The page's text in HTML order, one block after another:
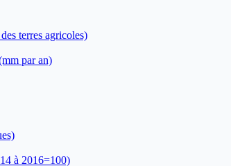
terres agricoles)
par an)
à 2016=100)